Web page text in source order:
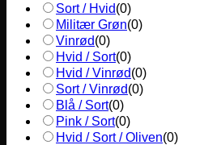
Sort / Hvid(0)
Militær Grøn(0)
Vinrød(0)
Hvid / Sort(0)
Hvid / Vinrød(0)
Sort / Vinrød(0)
Blå / Sort(0)
Pink / Sort(0)
Hvid / Sort / Oliven(0)